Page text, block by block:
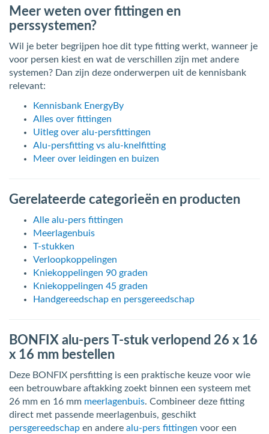
Meer weten over fittingen en
perssystemen?
Wil je beter begrijpen hoe dit type fitting werkt, wanneer je
voor persen kiest en wat de verschillen zijn met andere
systemen? Dan zijn deze onderwerpen uit de kennisbank
relevant:
Kennisbank EnergyBy
Alles over fittingen
Uitleg over alu-persfittingen
Alu-persfitting vs alu-knelfitting
Meer over leidingen en buizen
Gerelateerde categorieën en producten
Alle alu-pers fittingen
Meerlagenbuis
T-stukken
Verloopkoppelingen
Kniekoppelingen 90 graden
Kniekoppelingen 45 graden
Handgereedschap en persgereedschap
BONFIX alu-pers T-stuk verlopend 26 x 16
x 16 mm bestellen
Deze BONFIX persfitting is een praktische keuze voor wie
een betrouwbare aftakking zoekt binnen een systeem met
26 mm en 16 mm meerlagenbuis. Combineer deze fitting
direct met passende meerlagenbuis, geschikt
persgereedschap en andere alu-pers fittingen voor een